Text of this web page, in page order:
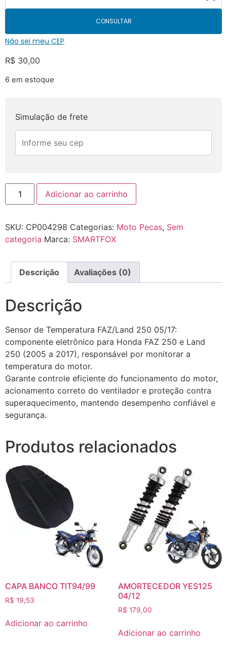
CONSULTAR
Não sei meu CEP
R$ 30,00
6 em estoque
Simulação de frete
Adicionar ao carrinho
SKU: CP004298 Categorias: Moto Pecas, Sem
categoria Marca: SMARTFOX
Descrição Avaliações (0)
Descrição
Sensor de Temperatura FAZ/Land 250 05/17:
componente eletrônico para Honda FAZ 250 e Land
250 (2005 a 2017), responsável por monitorar a
temperatura do motor.
Garante controle eficiente do funcionamento do motor,
acionamento correto do ventilador e proteção contra
superaquecimento, mantendo desempenho confiável e
segurança.
Produtos relacionados
CAPA BANCO TIT94/99
R$ 19,53
Adicionar ao carrinho
AMORTECEDOR YES125
04/12
R$ 179,00
Adicionar ao carrinho